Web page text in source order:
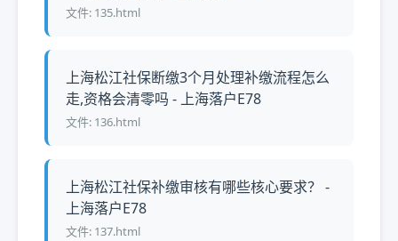
文件: 135.html
上海松江社保断缴3个月处理补缴流程怎么
走,资格会清零吗 - 上海落户E78
文件: 136.html
上海松江社保补缴审核有哪些核心要求？ -
上海落户E78
文件: 137.html